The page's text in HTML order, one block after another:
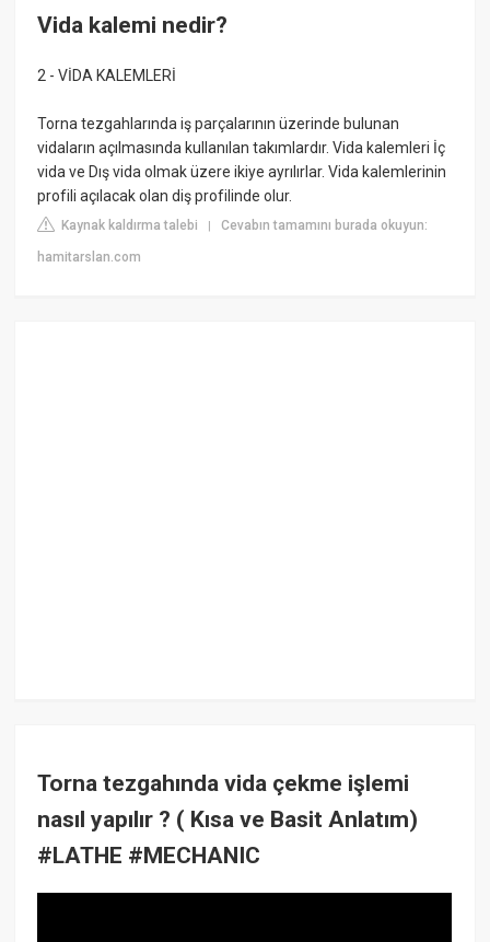
Vida kalemi nedir?
2 - VİDA KALEMLERİ
Torna tezgahlarında iş parçalarının üzerinde bulunan
vidaların açılmasında kullanılan takımlardır. Vida kalemleri İç
vida ve Dış vida olmak üzere ikiye ayrılırlar. Vida kalemlerinin
profili açılacak olan diş profilinde olur.
Kaynak kaldırma talebi |Cevabın tamamını burada okuyun:
hamitarslan.com
Torna tezgahında vida çekme işlemi
nasıl yapılır ? ( Kısa ve Basit Anlatım)
#LATHE​ #MECHANIC